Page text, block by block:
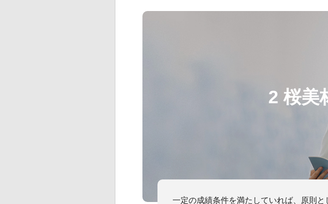
2 桜美
一定の成績条件を満たしていれば、原則